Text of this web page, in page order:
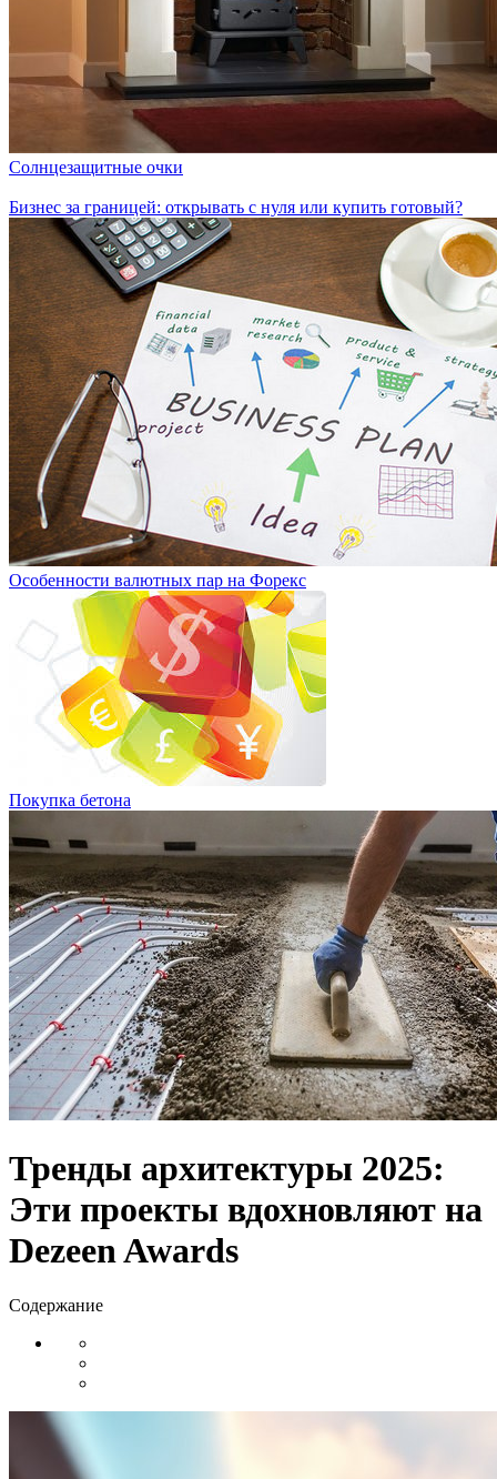
Солнцезащитные очки
Бизнес за границей: открывать с нуля или купить готовый?
Особенности валютных пар на Форекс
Покупка бетона
Тренды архитектуры 2025:
Эти проекты вдохновляют на
Dezeen Awards
Содержание